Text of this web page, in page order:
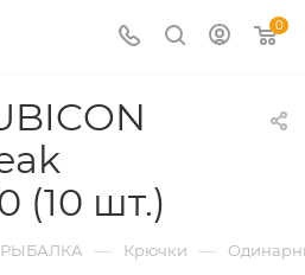
0
(10 шт.)
РЫБАЛКА — Крючки —